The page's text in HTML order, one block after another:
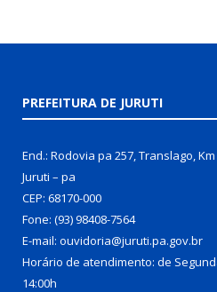
PREFEITURA DE JURUTI
End.: Rodovia pa 257, Translago, Km
Juruti – pa
CEP: 68170-000
Fone: (93) 98408-7564
E-mail: ouvidoria@juruti.pa.gov.br
Horário de atendimento: de
14:00h